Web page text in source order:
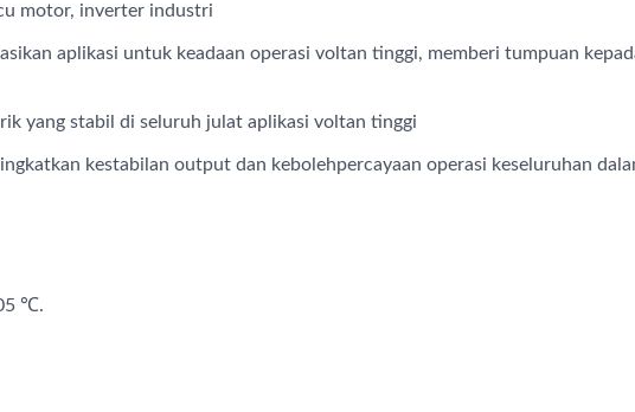
motor, inverter industri
aplikasi untuk keadaan operasi voltan tinggi, memberi tumpuan
yang stabil di seluruh julat aplikasi voltan tinggi
kestabilan output dan kebolehpercayaan operasi keseluruhan
℃.